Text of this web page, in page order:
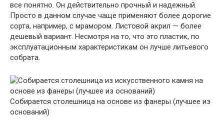
все понятно. Он действительно прочный и надежный.
Просто в данном случае чаще применяют более дорогие
сорта, например, с мрамором. Листовой акрил — более
дешевый вариант. Несмотря на то, что это пластик, по
эксплуатационным характеристикам он лучше литьевого
собрата.
Собирается столешница на основе из фанеры (лучшее из
оснований)